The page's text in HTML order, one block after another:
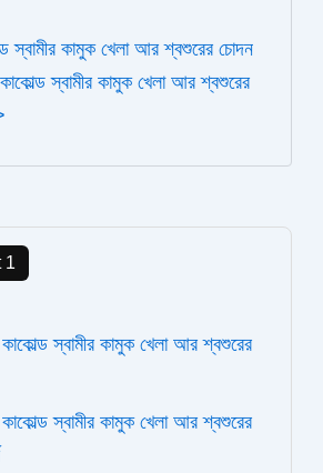
স্বামীর কামুক খেলা আর শ্বশুরের চোদন
স্বামীর কামুক খেলা আর শ্বশুরের
1
স্বামীর কামুক খেলা আর শ্বশুরের
স্বামীর কামুক খেলা আর শ্বশুরের